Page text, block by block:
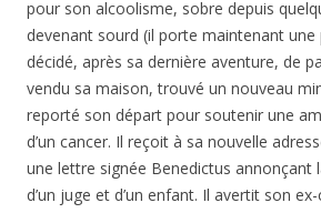
pour son alcoolisme, sobre depuis
devenant sourd (il porte maintenant
décidé, après sa dernière aventure, de
vendu sa maison, trouvé un nouveau
reporté son départ pour soutenir une
d’un cancer. Il reçoit à sa nouvelle
une lettre signée Benedictus annonçant
d’un juge et d’un enfant. Il avertit son